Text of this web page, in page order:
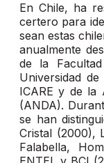
En Chile, ha
certero para
sean estas
anualmente
de la
Universidad
ICARE y de la
(ANDA).
se han
Cristal (2000),
Falabella,